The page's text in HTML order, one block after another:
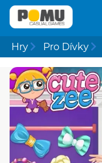
Hry Pro Dívky